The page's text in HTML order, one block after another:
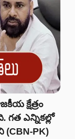
క్షేత్రం
గత ఎన్నికల్లో
PK)